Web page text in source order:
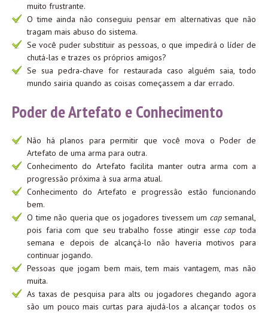
muito frustrante.
O time ainda não conseguiu pensar em alternativas que não
tragam mais abuso do sistema.
Se você puder substituir as pessoas, o que impedirá o líder de
chutá-las e trazes os próprios amigos?
Se sua pedra-chave for restaurada caso alguém saia, todo
mundo sairia quando as coisas começassem a dar errado.
Poder de Artefato e Conhecimento
Não há planos para permitir que você mova o Poder de
Artefato de uma arma para outra.
Conhecimento do Artefato facilita manter outra arma com a
progressão próxima à sua arma atual.
Conhecimento do Artefato e progressão estão funcionando
bem.
O time não queria que os jogadores tivessem um capsemanal,
pois faria com que seu trabalho fosse atingir essecap toda
semana e depois de alcançá-lo não haveria motivos para
continuar jogando.
Pessoas que jogam bem mais, tem mais vantagem, mas não
muita.
As taxas de pesquisa para alts ou jogadores chegando agora
são um pouco mais curtas para ajudá-los a alcançar todos os